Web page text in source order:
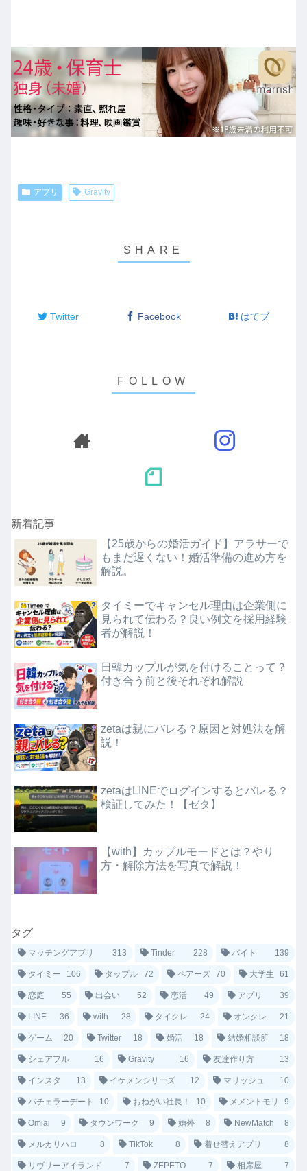
アプリ Gravity
Twitter Facebook はてブ
新着記事
【25歳からの婚活ガイド】アラサーで
もまだ遅くない！婚活準備の進め方を
解説。
タイミーでキャンセル理由は企業側に
見られて伝わる？良い例文を採用経験
者が解説！
日韓カップルが気を付けることって？
付き合う前と後それぞれ解説
zetaは親にバレる？原因と対処法を解
説！
zetaはLINEでログインするとバレる？
検証してみた！【ゼタ】
【with】カップルモードとは？やり
方・解除方法を写真で解説！
タグ
マッチングアプリ 313 Tinder 228 バイト 139
タイミー 106 タップル 72 ペアーズ 70 大学生 61
恋庭 55 出会い 52 恋活 49 アプリ 39
LINE 36 with 28 タイクレ 24 オンクレ 21
ゲーム 20 Twitter 18 婚活 18 結婚相談所 18
シェアフル 16 Gravity 16 友達作り方 13
インスタ 13 イケメンシリーズ 12 マリッシュ 10
バチェラーデート 10 おねがい社長！ 10 メメントモリ 9
Omiai 9 タウンワーク 9 婚外 8 NewMatch 8
メルカリハロ 8 TikTok 8 着せ替えアプリ 8
リヴリーアイランド 7 ZEPETO 7 相席屋 7